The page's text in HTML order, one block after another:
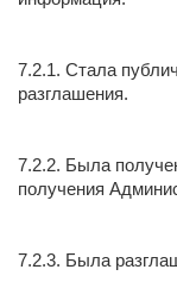
7.2.1. Стала
разглашения.
7.2.2. Была
получения
7.2.3. Была